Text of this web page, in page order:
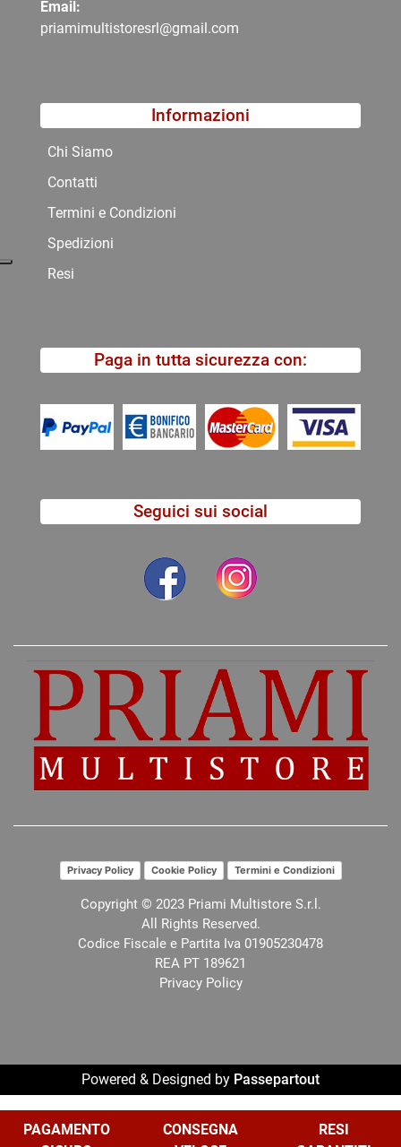
PAGAMENTO
CONSEGNA
RESI
Email:
priamimultistoresrl@gmail.com
Informazioni
Chi Siamo
Contatti
Termini e Condizioni
Spedizioni
Resi
Paga in tutta sicurezza con:
Seguici sui social
Privacy Policy Cookie Policy Termini e Condizioni
Copyright © 2023 Priami Multistore S.r.l.
All Rights Reserved.
Codice Fiscale e Partita Iva 01905230478
REA PT 189621
Privacy Policy
Powered & Designed by Passepartout